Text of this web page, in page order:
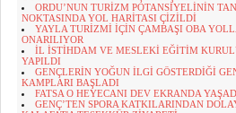
ORDU’NUN TURİZM POTANSİYELİNİN
NOKTASINDA YOL HARİTASI ÇİZİLDİ
YAYLA TURİZMİ İÇİN ÇAMBAŞI OBA
ONARILIYOR
İL İSTİHDAM VE MESLEKİ EĞİTİM
YAPILDI
GENÇLERİN YOĞUN İLGİ GÖSTERDİĞİ
KAMPLARI BAŞLADI
FATSA O HEYECANI DEV EKRANDA
GENÇ’TEN SPORA KATKILARINDAN